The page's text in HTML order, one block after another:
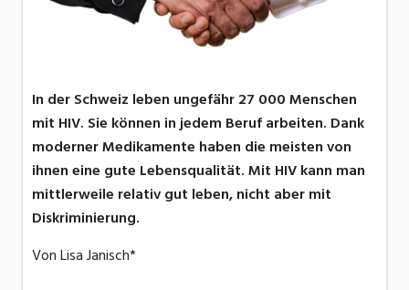
In der Schweiz leben ungefähr 27 000 Menschen
mit HIV. Sie können in jedem Beruf arbeiten. Dank
moderner Medikamente haben die meisten von
ihnen eine gute Lebensqualität. Mit HIV kann man
mittlerweile relativ gut leben, nicht aber mit
Diskriminierung.
Von Lisa Janisch*